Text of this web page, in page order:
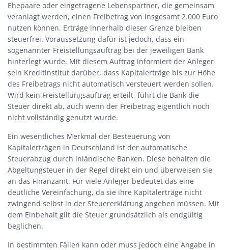
Ehepaare oder eingetragene Lebenspartner, die gemeinsam
veranlagt werden, einen Freibetrag von insgesamt 2.000 Euro
nutzen können. Erträge innerhalb dieser Grenze bleiben
steuerfrei. Voraussetzung dafür ist jedoch, dass ein
sogenannter Freistellungsauftrag bei der jeweiligen Bank
hinterlegt wurde. Mit diesem Auftrag informiert der Anleger
sein Kreditinstitut darüber, dass Kapitalerträge bis zur Höhe
des Freibetrags nicht automatisch versteuert werden sollen.
Wird kein Freistellungsauftrag erteilt, führt die Bank die
Steuer direkt ab, auch wenn der Freibetrag eigentlich noch
nicht vollständig genutzt wurde.
Ein wesentliches Merkmal der Besteuerung von
Kapitalerträgen in Deutschland ist der automatische
Steuerabzug durch inländische Banken. Diese behalten die
Abgeltungsteuer in der Regel direkt ein und überweisen sie
an das Finanzamt. Für viele Anleger bedeutet das eine
deutliche Vereinfachung, da sie ihre Kapitalerträge nicht
zwingend selbst in der Steuererklärung angeben müssen. Mit
dem Einbehalt gilt die Steuer grundsätzlich als endgültig
beglichen.
In bestimmten Fällen kann oder muss jedoch eine Angabe in